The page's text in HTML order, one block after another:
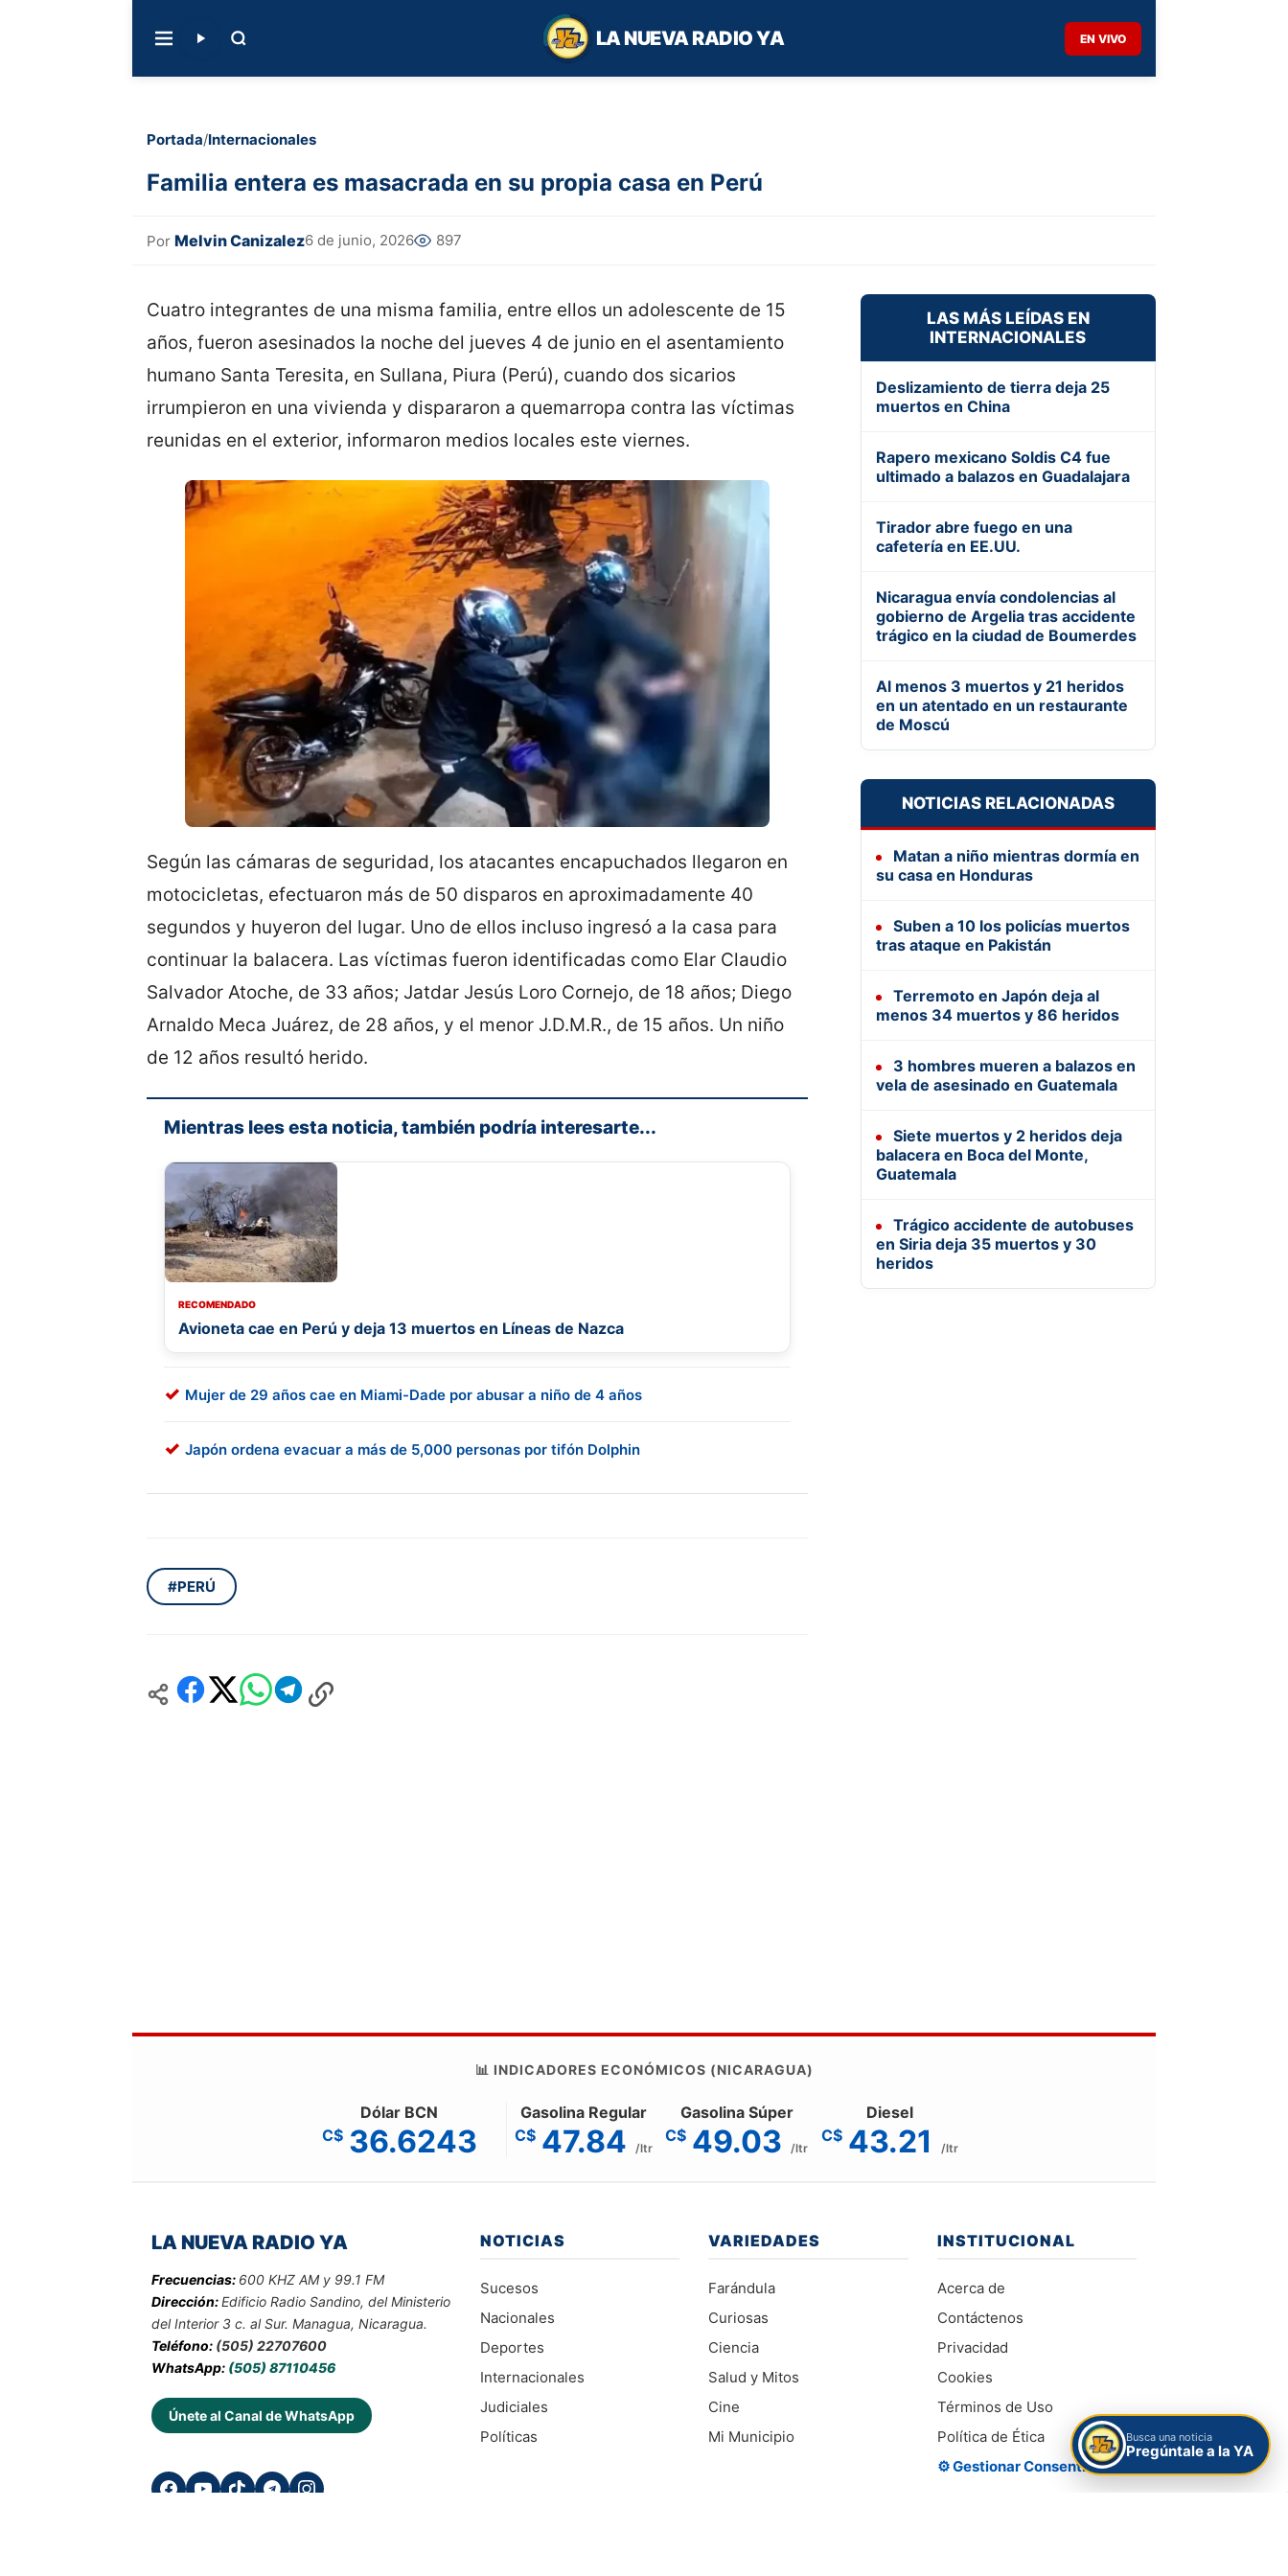
LA NUEVA RADIO YA EN VIVO
Portada/Internacionales
Familia entera es masacrada en su propia casa en Perú
Por Melvin Canizalez6 de junio, 2026 897
Cuatro integrantes de una misma familia, entre ellos un adolescente de 15
años, fueron asesinados la noche del jueves 4 de junio en el asentamiento
humano Santa Teresita, en Sullana, Piura (Perú), cuando dos sicarios
irrumpieron en una vivienda y dispararon a quemarropa contra las víctimas
reunidas en el exterior, informaron medios locales este viernes.
Según las cámaras de seguridad, los atacantes encapuchados llegaron en
motocicletas, efectuaron más de 50 disparos en aproximadamente 40
segundos y huyeron del lugar. Uno de ellos incluso ingresó a la casa para
continuar la balacera. Las víctimas fueron identificadas como Elar Claudio
Salvador Atoche, de 33 años; Jatdar Jesús Loro Cornejo, de 18 años; Diego
Arnaldo Meca Juárez, de 28 años, y el menor J.D.M.R., de 15 años. Un niño
de 12 años resultó herido.
Mientras lees esta noticia, también podría interesarte...
RECOMENDADO
Avioneta cae en Perú y deja 13 muertos en Líneas de Nazca
Mujer de 29 años cae en Miami-Dade por abusar a niño de 4 años
Japón ordena evacuar a más de 5,000 personas por tifón Dolphin
#PERÚ
LAS MÁS LEÍDAS EN
INTERNACIONALES
Deslizamiento de tierra deja 25
muertos en China
Rapero mexicano Soldis C4 fue
ultimado a balazos en Guadalajara
Tirador abre fuego en una
cafetería en EE.UU.
Nicaragua envía condolencias al
gobierno de Argelia tras accidente
trágico en la ciudad de Boumerdes
Al menos 3 muertos y 21 heridos
en un atentado en un restaurante
de Moscú
NOTICIAS RELACIONADAS
Matan a niño mientras dormía en
su casa en Honduras
Suben a 10 los policías muertos
tras ataque en Pakistán
Terremoto en Japón deja al
menos 34 muertos y 86 heridos
3 hombres mueren a balazos en
vela de asesinado en Guatemala
Siete muertos y 2 heridos deja
balacera en Boca del Monte,
Guatemala
Trágico accidente de autobuses
en Siria deja 35 muertos y 30
heridos
Busca una noticia
Pregúntale a la YA
📊 INDICADORES ECONÓMICOS (NICARAGUA)
Dólar BCN
C$ 36.6243
Gasolina Regular
C$ 47.84 /ltr
Gasolina Súper
C$ 49.03 /ltr
Diesel
C$ 43.21 /ltr
LA NUEVA RADIO YA
Frecuencias: 600 KHZ AM y 99.1 FM
Dirección:Edificio Radio Sandino, del Ministerio
del Interior 3 c. al Sur. Managua, Nicaragua.
Teléfono: (505) 22707600
WhatsApp: (505) 87110456
Únete al Canal de WhatsApp
NOTICIAS
Sucesos
Nacionales
Deportes
Internacionales
Judiciales
Políticas
VARIEDADES
Farándula
Curiosas
Ciencia
Salud y Mitos
Cine
Mi Municipio
INSTITUCIONAL
Acerca de
Contáctenos
Privacidad
Cookies
Términos de Uso
Política de Ética
⚙️ Gestionar Consentimiento